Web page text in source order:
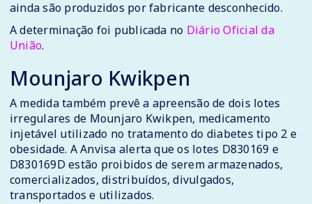
ainda são produzidos por fabricante desconhecido.
A determinação foi publicada no Diário Oficial da
União.
Mounjaro Kwikpen
A medida também prevê a apreensão de dois lotes
irregulares de Mounjaro Kwikpen, medicamento
injetável utilizado no tratamento do diabetes tipo 2 e
obesidade. A Anvisa alerta que os lotes D830169 e
D830169D estão proibidos de serem armazenados,
comercializados, distribuídos, divulgados,
transportados e utilizados.